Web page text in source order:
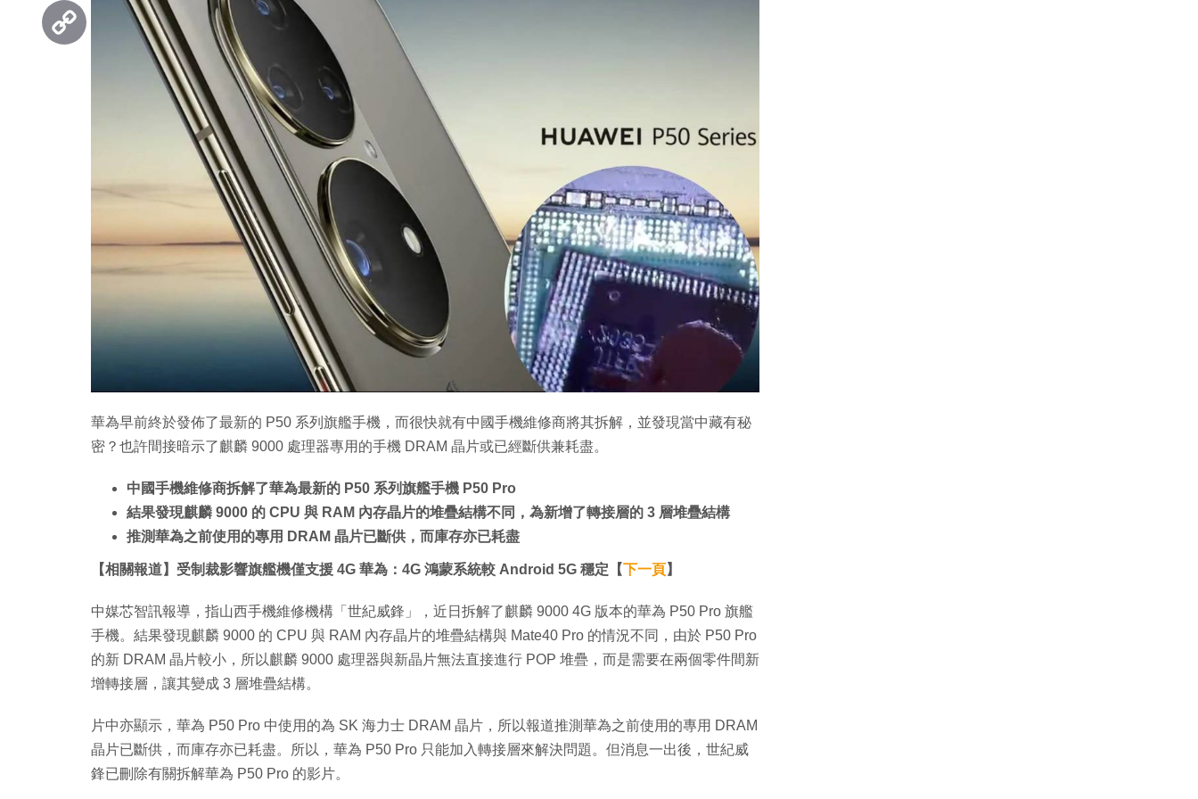
華為早前終於發佈了最新的 P50 系列旗艦手機，而很快就有中國手機維修商將其拆解，並發現當中藏有秘
密？也許間接暗示了麒麟 9000 處理器專用的手機 DRAM 晶片或已經斷供兼耗盡。
中國手機維修商拆解了華為最新的 P50 系列旗艦手機 P50 Pro
結果發現麒麟 9000 的 CPU 與 RAM 內存晶片的堆疊結構不同，為新增了轉接層的 3 層堆疊結構
推測華為之前使用的專用 DRAM 晶片已斷供，而庫存亦已耗盡
【相關報道】受制裁影響旗艦機僅支援 4G 華為：4G 鴻蒙系統較 Android 5G 穩定【下一頁】
中媒芯智訊報導，指山西手機維修機構「世紀威鋒」，近日拆解了麒麟 9000 4G 版本的華為 P50 Pro 旗艦
手機。結果發現麒麟 9000 的 CPU 與 RAM 內存晶片的堆疊結構與 Mate40 Pro 的情況不同，由於 P50 Pro
的新 DRAM 晶片較小，所以麒麟 9000 處理器與新晶片無法直接進行 POP 堆疊，而是需要在兩個零件間新
增轉接層，讓其變成 3 層堆疊結構。
片中亦顯示，華為 P50 Pro 中使用的為 SK 海力士 DRAM 晶片，所以報道推測華為之前使用的專用 DRAM
晶片已斷供，而庫存亦已耗盡。所以，華為 P50 Pro 只能加入轉接層來解決問題。但消息一出後，世紀威
鋒已刪除有關拆解華為 P50 Pro 的影片。
Threads